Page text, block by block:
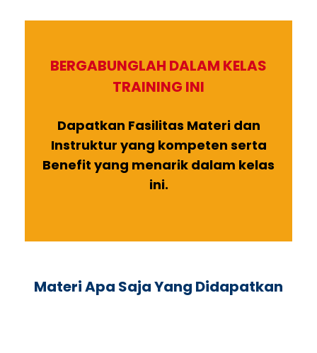
BERGABUNGLAH DALAM KELAS
TRAINING INI
Dapatkan Fasilitas Materi dan
Instruktur yang kompeten serta
Benefit yang menarik dalam kelas
ini.
Materi Apa Saja Yang Didapatkan